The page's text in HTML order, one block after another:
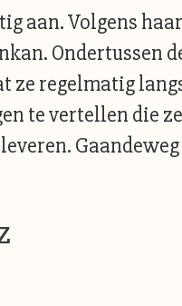
aan. Volgens
Ondertussen
ze regelmatig
te vertellen die